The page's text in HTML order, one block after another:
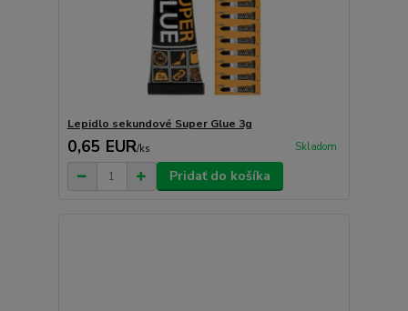
Lepidlo sekundové Super Glue 3g
0,65 EUR/ks Skladom
Pridať do košíka